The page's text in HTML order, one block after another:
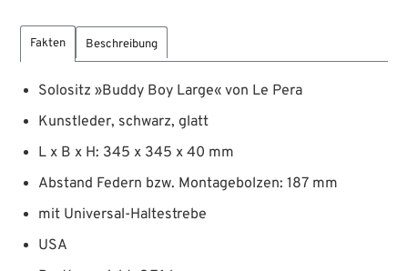
Fakten Beschreibung
Solositz »Buddy Boy Large« von Le Pera
Kunstleder, schwarz, glatt
L x B x H: 345 x 345 x 40 mm
Abstand Federn bzw. Montagebolzen: 187 mm
mit Universal-Haltestrebe
USA